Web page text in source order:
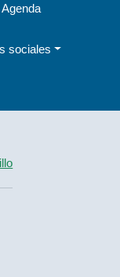
Agenda
sociales